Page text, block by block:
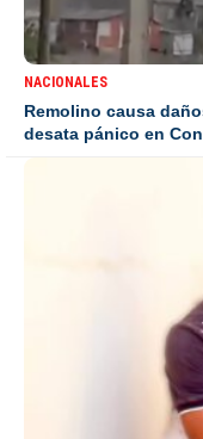
NACIONALES
Remolino causa
desata pánico en